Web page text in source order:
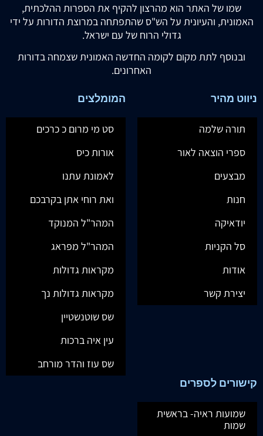
שמו של האתר הוא מהרצון להקיף את הספרות ההלכתית,
האמונית, והעיונית על הש"ס שהתפתחה במרוצת הדורות על ידי
גדולי הרוח של עם ישראל.
ובנוסף לתת מקום לקומה החדשה האמונית שצמחה בדורות
האחרונים.
ניווט מהיר
תורה שלמה
ספרי הוצאה לאור
מבצעים
חנות
יודאיקה
סל הקניות
אודות
יצירת קשר
המומלצים
סט מי מרום כ כרכים
אורות כיס
לאמונת עתנו
ואת רוחי אתן בקרבכם
המהר"ל המנוקד
המהר"ל מפראג
מקראות גדולות
מקראות גדולות נך
שס שוטנשטיין
עין איה ברכות
שס עוז והדר מורחב
קישורים לספרים
שמועות ראיה- בראשית
שמות